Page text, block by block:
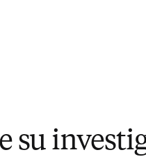
su